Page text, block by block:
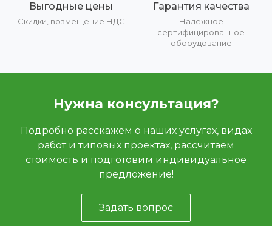
Выгодные цены
Скидки, возмещение НДС
Гарантия качества
Надежное
сертифицированное
оборудование
Нужна консультация?
Подробно расскажем о наших услугах, видах
работ и типовых проектах, рассчитаем
стоимость и подготовим индивидуальное
предложение!
Задать вопрос